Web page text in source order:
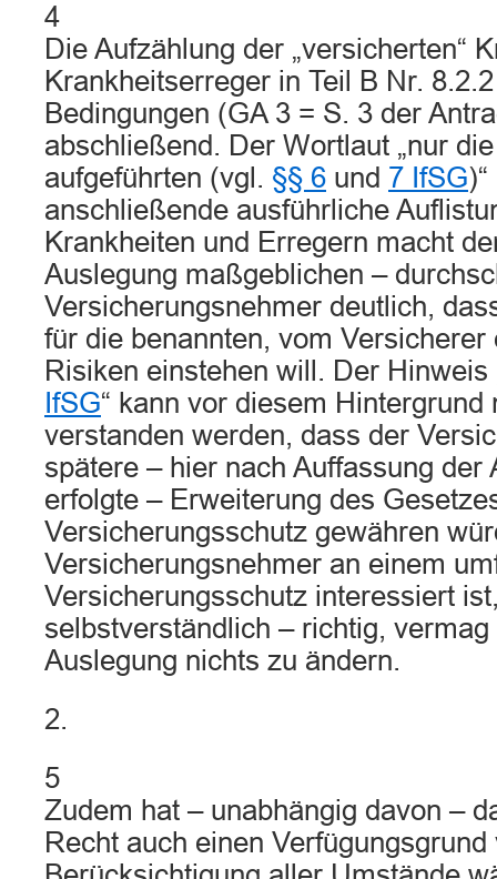
4
Die Aufzählung der „versicherten“
Krankheitserreger in Teil B Nr.
Bedingungen (GA 3 = S. 3 der
abschließend. Der Wortlaut „nur
aufgeführten (vgl. §§ 6 und 7 IfSG
anschließende ausführliche
Krankheiten und Erregern macht
Auslegung maßgeblichen –
Versicherungsnehmer deutlich,
für die benannten, vom Versicherer
Risiken einstehen will. Der Hinweis
IfSG“ kann vor diesem Hintergrund
verstanden werden, dass der
spätere – hier nach Auffassung der
erfolgte – Erweiterung des
Versicherungsschutz gewähren
Versicherungsnehmer an einem
Versicherungsschutz interessiert
selbstverständlich – richtig,
Auslegung nichts zu ändern.
2.
5
Zudem hat – unabhängig davon –
Recht auch einen